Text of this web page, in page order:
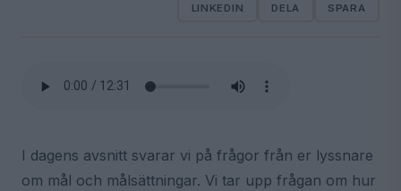
LINKEDIN DELA SPARA
I dagens avsnitt svarar vi på frågor från er lyssnare
om mål och målsättningar. Vi tar upp frågan om hur